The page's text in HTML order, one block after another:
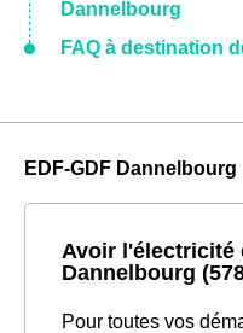
Dannelbourg
FAQ à destination
EDF-GDF Dannelbourg
Avoir l'électricité
Dannelbourg
Pour toutes vos